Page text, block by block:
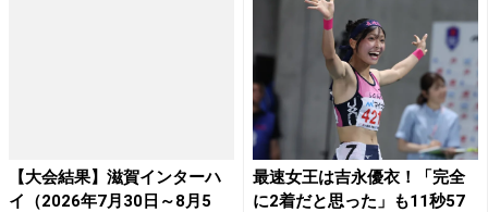
【大会結果】滋賀インターハ
イ（2026年7月30日～8月5
最速女王は吉永優衣！「完全
に2着だと思った」も11秒57